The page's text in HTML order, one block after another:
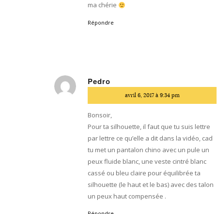
ma chérie
Répondre
Pedro
avril 6, 2017 à 9:34 pm
Bonsoir,
Pour ta silhouette, il faut que tu suis lettre
par lettre ce qu’elle a dit dans la vidéo, cad
tu met un pantalon chino avec un pule un
peux fluide blanc, une veste cintré blanc
cassé ou bleu claire pour équilibrée ta
silhouette (le haut et le bas) avec des talon
un peux haut compensée .